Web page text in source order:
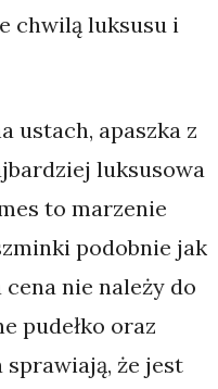
chwilą luksusu i
ustach, apaszka z
luksusowa
to marzenie
podobnie jak
nie należy do
pudełko oraz
sprawiają, że jest